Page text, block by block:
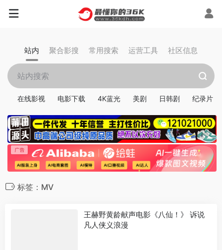
站内 聚合影搜 常用搜索 运营工具 社区信息
在线影视 电影下载 4K蓝光 美剧 日韩剧 纪录片
标签：MV
王赫野黄龄献声电影《八仙！》 诉说
凡人侠义浪漫